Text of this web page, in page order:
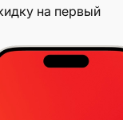
на первый